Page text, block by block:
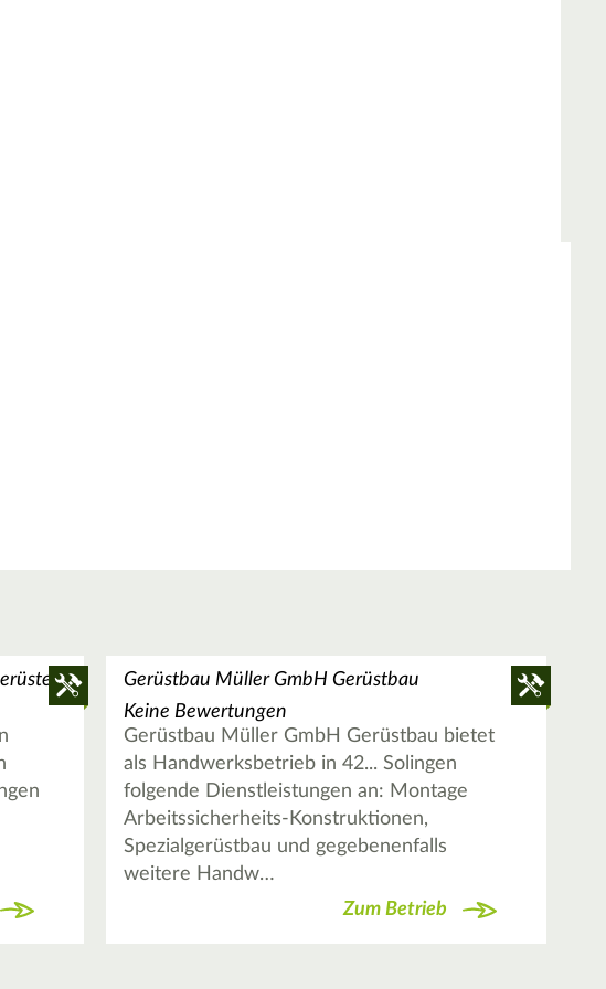
Gerüstbau Müller GmbH Gerüstbau
Keine Bewertungen
Gerüstbau Müller GmbH Gerüstbau bietet
als Handwerksbetrieb in 42... Solingen
folgende Dienstleistungen an: Montage
Arbeitssicherheits-Konstruktionen,
Spezialgerüstbau und gegebenenfalls
weitere Handw…
Zum Betrieb